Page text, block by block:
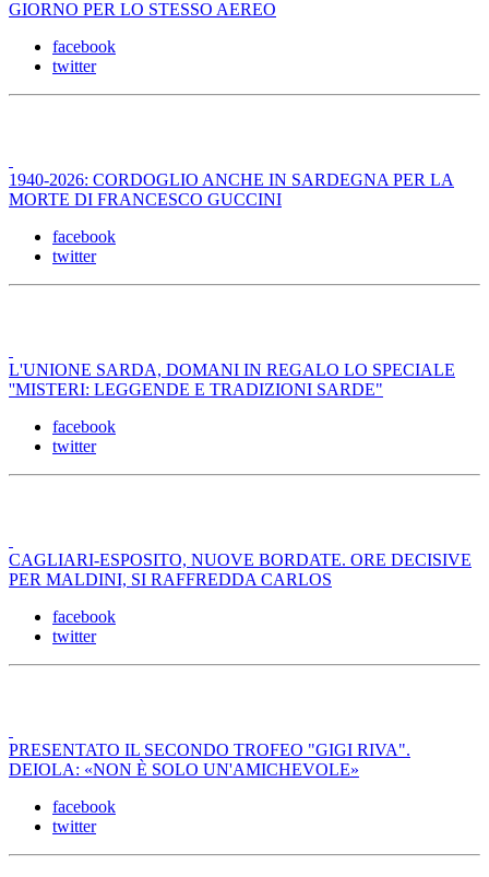
GIORNO PER LO STESSO AEREO
facebook
twitter
1940-2026: CORDOGLIO ANCHE IN SARDEGNA PER LA
MORTE DI FRANCESCO GUCCINI
facebook
twitter
L'UNIONE SARDA, DOMANI IN REGALO LO SPECIALE
''MISTERI: LEGGENDE E TRADIZIONI SARDE"
facebook
twitter
CAGLIARI-ESPOSITO, NUOVE BORDATE. ORE DECISIVE
PER MALDINI, SI RAFFREDDA CARLOS
facebook
twitter
PRESENTATO IL SECONDO TROFEO "GIGI RIVA".
DEIOLA: «NON È SOLO UN'AMICHEVOLE»
facebook
twitter